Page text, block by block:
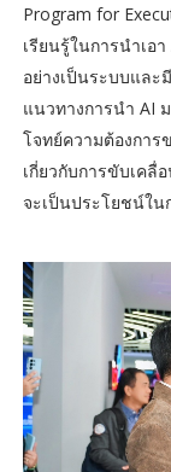
Program for
เรียนรู้ในการนำเอ
อย่างเป็นระบบแล
แนวทางการนำ AI
โจทย์ความต้องการ
เกี่ยวกับการขับเคลื่
จะเป็นประโยชน์ใ